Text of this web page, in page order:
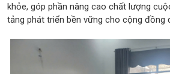
khỏe, góp phần nâng cao chất lượng
tảng phát triển bền vững cho cộng đồng